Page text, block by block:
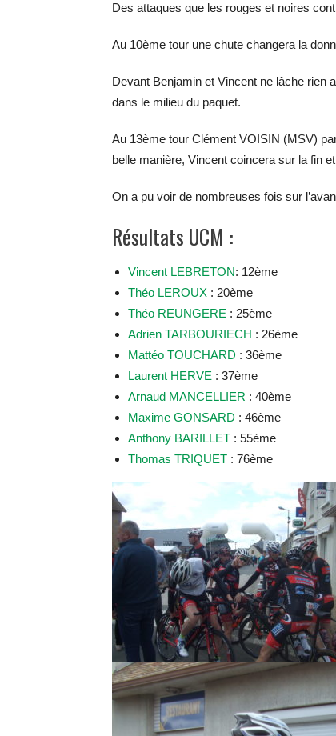
Des attaques que les rouges et noires
Au 10ème tour une chute changera la
Devant Benjamin et Vincent ne lâche rien
dans le milieu du paquet.
Au 13ème tour Clément VOISIN (MSV)
belle manière, Vincent coincera sur la fin
On a pu voir de nombreuses fois sur
Résultats UCM :
Vincent LEBRETON: 12ème
Théo LEROUX : 20ème
Théo REUNGERE : 25ème
Adrien TARBOURIECH : 26ème
Mattéo TOUCHARD : 36ème
Laurent HERVE : 37ème
Arnaud MANCELLIER : 40ème
Maxime GONSARD : 46ème
Anthony BARILLET : 55ème
Thomas TRIQUET : 76ème